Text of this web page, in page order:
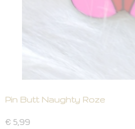
Pin Butt Naughty Roze
€ 5,99